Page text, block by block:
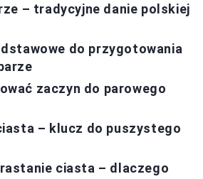
– tradycyjne danie polskiej
do przygotowania
zaczyn do parowego
– klucz do puszystego
ciasta – dlaczego